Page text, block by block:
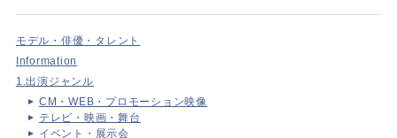
モデル・俳優・タレント
Information
1.出演ジャンル
CM・WEB・プロモーション映像
テレビ・映画・舞台
イベント・展示会